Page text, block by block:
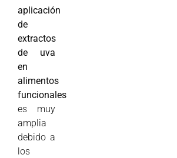
aplicación
de
extractos
de uva
en
alimentos
funcionales
es muy
amplia
debido a
los